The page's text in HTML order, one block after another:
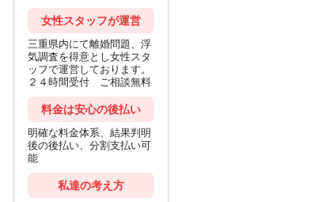
女性スタッフが運営
三重県内にて離婚問題、浮
気調査を得意とし女性スタ
ッフで運営しております。
２４時間受付 ご相談無料
料金は安心の後払い
明確な料金体系、結果判明
後の後払い、分割支払い可
能
私達の考え方